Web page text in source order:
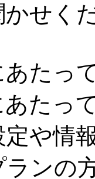
せく
あたっ
たっ
や情
ンの